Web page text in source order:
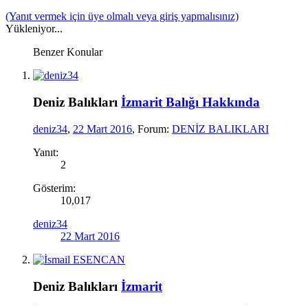
(Yanıt vermek için üye olmalı veya giriş yapmalısınız)
Yükleniyor...
Benzer Konular
Deniz Balıkları İzmarit Balığı Hakkında
deniz34, 22 Mart 2016, Forum: DENİZ BALIKLARI
Yanıt:
2
Gösterim:
10,017
deniz34
22 Mart 2016
Deniz Balıkları İzmarit